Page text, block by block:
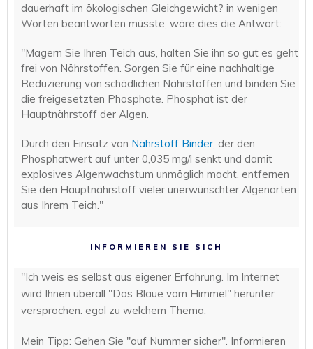
dauerhaft im ökologischen Gleichgewicht? in wenigen
Worten beantworten müsste, wäre dies die Antwort:
"Magern Sie Ihren Teich aus, halten Sie ihn so gut es geht
frei von Nährstoffen. Sorgen Sie für eine nachhaltige
Reduzierung von schädlichen Nährstoffen und binden Sie
die freigesetzten Phosphate. Phosphat ist der
Hauptnährstoff der Algen.
Durch den Einsatz von Nährstoff Binder , der den
Phosphatwert auf unter 0,035 mg/l senkt und damit
explosives Algenwachstum unmöglich macht, entfernen
Sie den Hauptnährstoff vieler unerwünschter Algenarten
aus Ihrem Teich."
INFORMIEREN SIE SICH
"Ich weis es selbst aus eigener Erfahrung. Im Internet
wird Ihnen überall "Das Blaue vom Himmel" herunter
versprochen. egal zu welchem Thema.
Mein Tipp: Gehen Sie "auf Nummer sicher". Informieren